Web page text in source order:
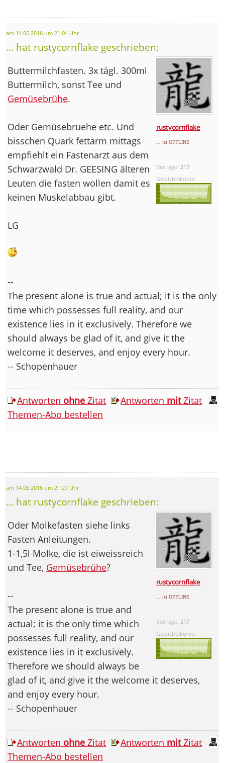
am 14.06.2016 um 21:04 Uhr
... hat rustycornflake geschrieben:
rustycornflake
... ist OFFLINE
Beiträge: 217
Gewichtskurve:
Buttermilchfasten. 3x tägl. 300ml
Buttermilch, sonst Tee und
Gemüsebrühe.
Oder Gemüsebruehe etc. Und
bisschen Quark fettarm mittags
empfiehlt ein Fastenarzt aus dem
Schwarzwald Dr. GEESING älteren
Leuten die fasten wollen damit es
keinen Muskelabbau gibt.
LG
--
The present alone is true and actual; it is the only
time which possesses full reality, and our
existence lies in it exclusively. Therefore we
should always be glad of it, and give it the
welcome it deserves, and enjoy every hour.
-- Schopenhauer
Antworten ohne Zitat Antworten mitZitat
Themen-Abo bestellen
am 14.06.2016 um 21:27 Uhr
... hat rustycornflake geschrieben:
rustycornflake
... ist OFFLINE
Beiträge: 217
Gewichtskurve:
Oder Molkefasten siehe links
Fasten Anleitungen.
1-1,5l Molke, die ist eiweissreich
und Tee, Gemüsebrühe?
--
The present alone is true and
actual; it is the only time which
possesses full reality, and our
existence lies in it exclusively.
Therefore we should always be
glad of it, and give it the welcome it deserves,
and enjoy every hour.
-- Schopenhauer
Antworten ohne Zitat Antworten mitZitat
Themen-Abo bestellen